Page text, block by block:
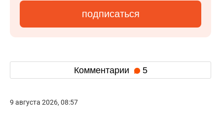
подписаться
Комментарии 5
9 августа 2026, 08:57